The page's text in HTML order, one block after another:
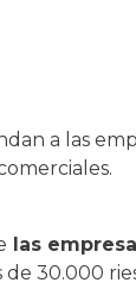
a las
las
30.000